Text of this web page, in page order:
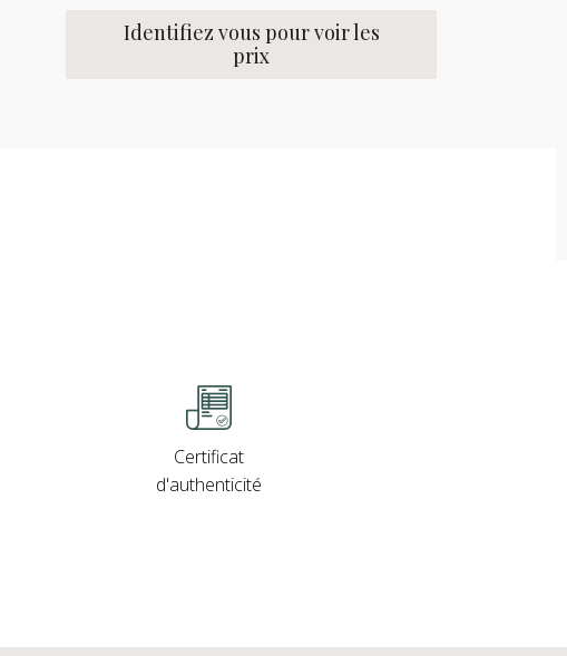
Identifiez vous pour voir les
prix
Certificat
d'authenticité